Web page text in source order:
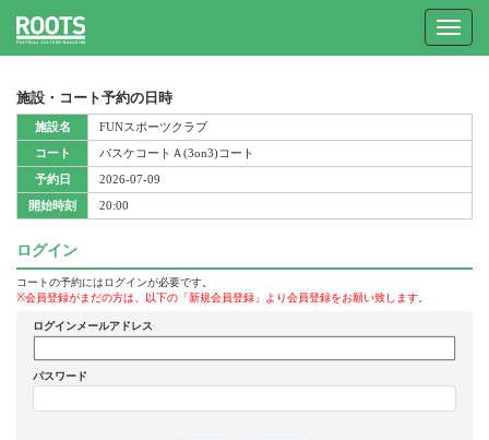
Toggle
施設・コート予約の日時
施設名
コート
予約日
開始時刻
FUNスポーツクラブ
バスケコートＡ(3on3)コート
2026-07-09
20:00
ログイン
コートの予約にはログインが必要です。
※会員登録がまだの方は、以下の「新規会員登録」より会員登録をお願い致します。
ログインメールアドレス
パスワード